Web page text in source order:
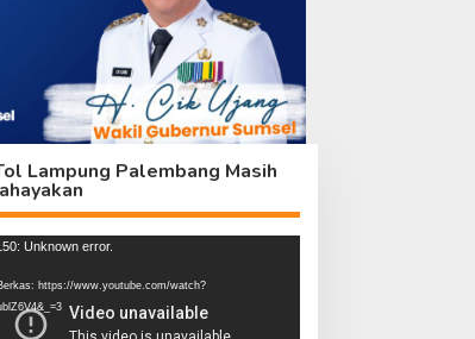
Bangunan,
Benahi
Mushola Baitul
Danton Satgas TMMD Ke –
129 Cek Pengecoran Parit
Mushola Baitul Maghfurin
Lampung Palembang Masih
Unknown error.
https://www.youtube.com/watch?